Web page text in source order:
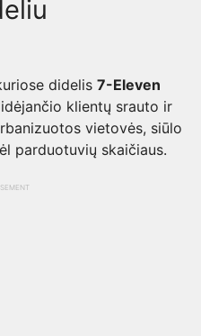
didelis 7-Eleven
klientų srauto ir
vietovės, siūlo
parduotuvių skaičiaus.